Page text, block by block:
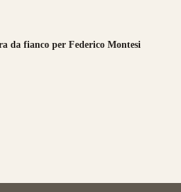
da fianco per Federico Montesi